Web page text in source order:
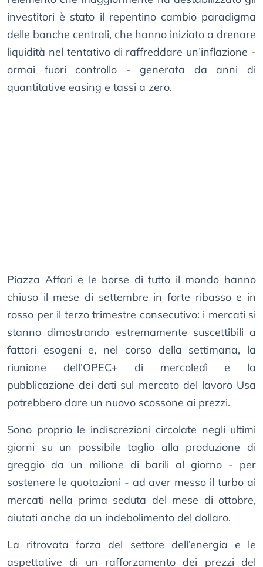
investitori è stato il repentino cambio paradigma
delle banche centrali, che hanno iniziato a drenare
liquidità nel tentativo di raffreddare un’inflazione -
ormai fuori controllo - generata da anni di
quantitative easing e tassi a zero.
Piazza Affari e le borse di tutto il mondo hanno
chiuso il mese di settembre in forte ribasso e in
rosso per il terzo trimestre consecutivo: i mercati si
stanno dimostrando estremamente suscettibili a
fattori esogeni e, nel corso della settimana, la
riunione dell’OPEC+ di mercoledì e la
pubblicazione dei dati sul mercato del lavoro Usa
potrebbero dare un nuovo scossone ai prezzi.
Sono proprio le indiscrezioni circolate negli ultimi
giorni su un possibile taglio alla produzione di
greggio da un milione di barili al giorno - per
sostenere le quotazioni - ad aver messo il turbo ai
mercati nella prima seduta del mese di ottobre,
aiutati anche da un indebolimento del dollaro.
La ritrovata forza del settore dell’energia e le
aspettative di un rafforzamento dei prezzi del